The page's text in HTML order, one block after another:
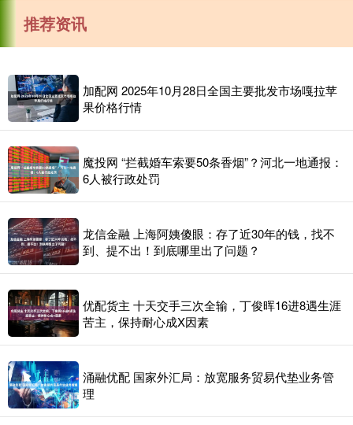
推荐资讯
加配网 2025年10月28日全国主要批发市场嘎拉苹
果价格行情
魔投网 “拦截婚车索要50条香烟”？河北一地通报：
6人被行政处罚
龙信金融 上海阿姨傻眼：存了近30年的钱，找不
到、提不出！到底哪里出了问题？
优配货主 十天交手三次全输，丁俊晖16进8遇生涯
苦主，保持耐心成X因素
涌融优配 国家外汇局：放宽服务贸易代垫业务管
理